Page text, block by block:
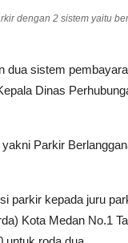
dengan 2 sistem yaitu
dua sistem
Dinas
Parkir
parkir kepada juru
Kota Medan No.1